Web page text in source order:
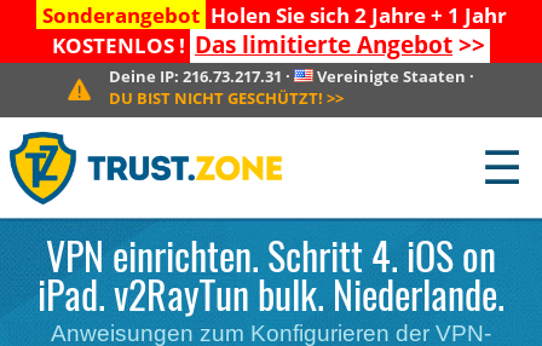
Sonderangebot Holen Sie sich 2 Jahre + 1 Jahr
KOSTENLOS ! Das limitierte Angebot>>
Deine IP:216.73.217.31 · Vereinigte Staaten ·
DU BIST NICHT GESCHÜTZT! >>
☰
VPN einrichten. Schritt 4. iOS on
iPad. v2RayTun bulk. Niederlande.
Anweisungen zum Konfigurieren der VPN-